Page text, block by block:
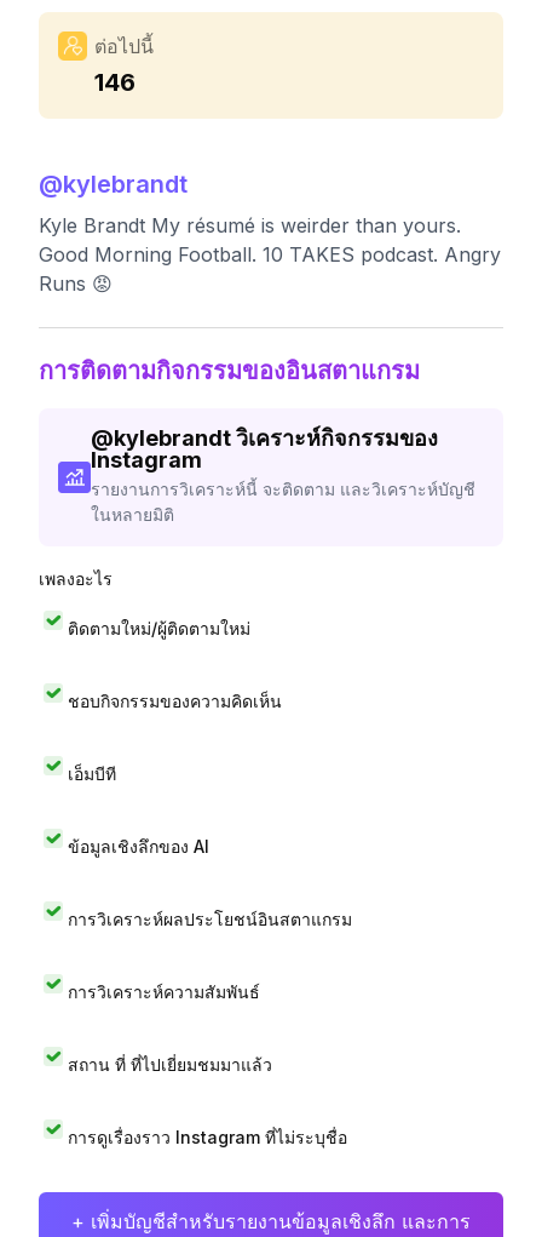
ต่อไปนี้
146
@kylebrandt
Kyle Brandt My résumé is weirder than yours.
Good Morning Football. 10 TAKES podcast. Angry
Runs 😡
การติดตามกิจกรรมของอินสตาแกรม
@kylebrandtวิเคราะห์กิจกรรมของ
Instagram
รายงานการวิเคราะห์นี้ จะติดตาม และวิเคราะห์บัญชี
ในหลายมิติ
เพลงอะไร
ติดตามใหม่/ผู้ติดตามใหม่
ชอบกิจกรรมของความคิดเห็น
เอ็มบีที
ข้อมูลเชิงลึกของ AI
การวิเคราะห์ผลประโยชน์อินสตาแกรม
การวิเคราะห์ความสัมพันธ์
สถาน ที่ ที่ไปเยี่ยมชมมาแล้ว
การดูเรื่องราว Instagram ที่ไม่ระบุชื่อ
+ เพิ่มบัญชีสำหรับรายงานข้อมูลเชิงลึก และการ